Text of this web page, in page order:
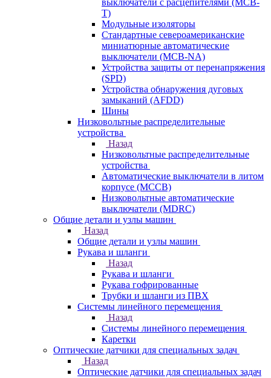
выключатели с расцепителями (MCB-
T)
Модульные изоляторы
Стандартные североамериканские
миниатюрные автоматические
выключатели (MCB-NA)
Устройства защиты от перенапряжения
(SPD)
Устройства обнаружения дуговых
замыканий (AFDD)
Шины
Низковольтные распределительные
устройства
Назад
Низковольтные распределительные
устройства
Автоматические выключатели в литом
корпусе (MCCB)
Низковольтные автоматические
выключатели (MDRC)
Общие детали и узлы машин
Назад
Общие детали и узлы машин
Рукава и шланги
Назад
Рукава и шланги
Рукава гофрированные
Трубки и шланги из ПВХ
Системы линейного перемещения
Назад
Системы линейного перемещения
Каретки
Оптические датчики для специальных задач
Назад
Оптические датчики для специальных задач